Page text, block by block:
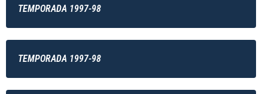
TEMPORADA 1997-98
TEMPORADA 1997-98